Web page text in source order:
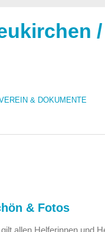
& DOKUMENTE
/
& Fotos
allen Helferinnen und